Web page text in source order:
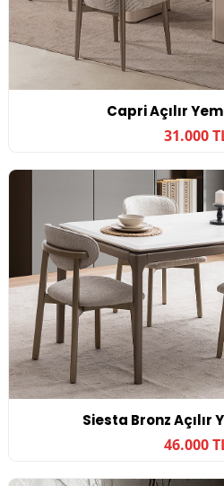
Capri Açılır
31.000
Siesta Bronz Açılır
46.000